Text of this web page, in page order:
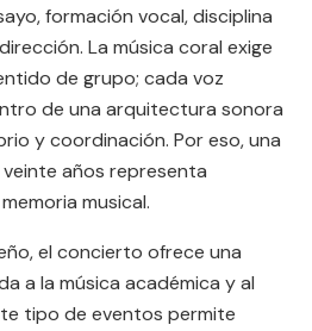
formación vocal, disciplina
La música coral exige
de grupo; cada voz
de una arquitectura sonora
y coordinación. Por eso, una
años representa
musical.
el concierto ofrece una
a la música académica y al
tipo de eventos permite